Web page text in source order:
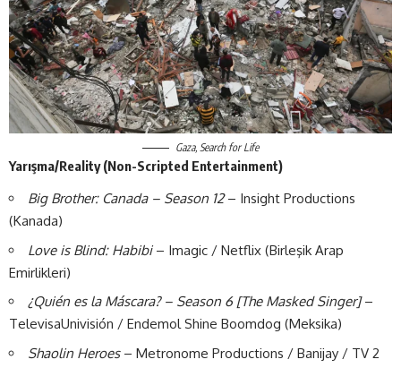
Gaza, Search for Life
Yarışma/Reality (Non-Scripted Entertainment)
Big Brother: Canada – Season 12– Insight Productions
(Kanada)
Love is Blind: Habibi– Imagic / Netflix (Birleşik Arap
Emirlikleri)
¿Quién es la Máscara? – Season 6 [The Masked Singer]–
TelevisaUnivisión / Endemol Shine Boomdog (Meksika)
Shaolin Heroes– Metronome Productions / Banijay / TV 2